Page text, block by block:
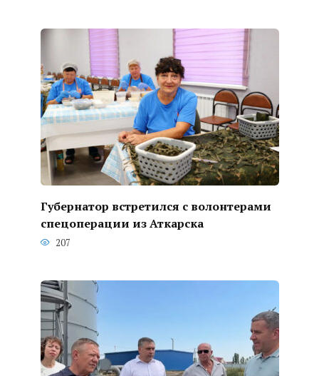
Губернатор встретился с волонтерами
спецоперации из Аткарска
207